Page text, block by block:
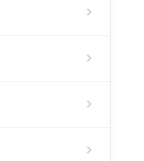
›
›
›
›